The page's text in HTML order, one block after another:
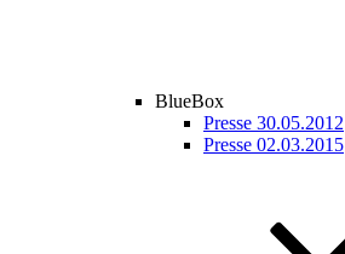
BlueBox
Presse 30.05.2012
Presse 02.03.2015